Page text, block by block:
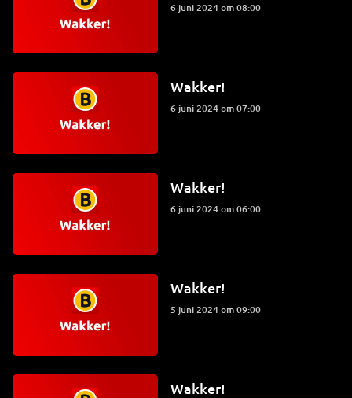
6 juni 2024 om 08:00
Wakker!
6 juni 2024 om 07:00
Wakker!
6 juni 2024 om 06:00
Wakker!
5 juni 2024 om 09:00
Wakker!